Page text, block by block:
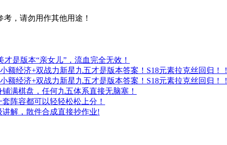
，请勿用作其他用途！
是版本“亲女儿”，流血完全无效！
额经济+双战力新星九五才是版本答案！S18元素拉克丝回归！！
额经济+双战力新星九五才是版本答案！S18元素拉克丝回归！！
满棋盘，任何九五体系直接无脑塞！
阵容都可以轻轻松松上分！
讲解，散件合成直接抄作业!